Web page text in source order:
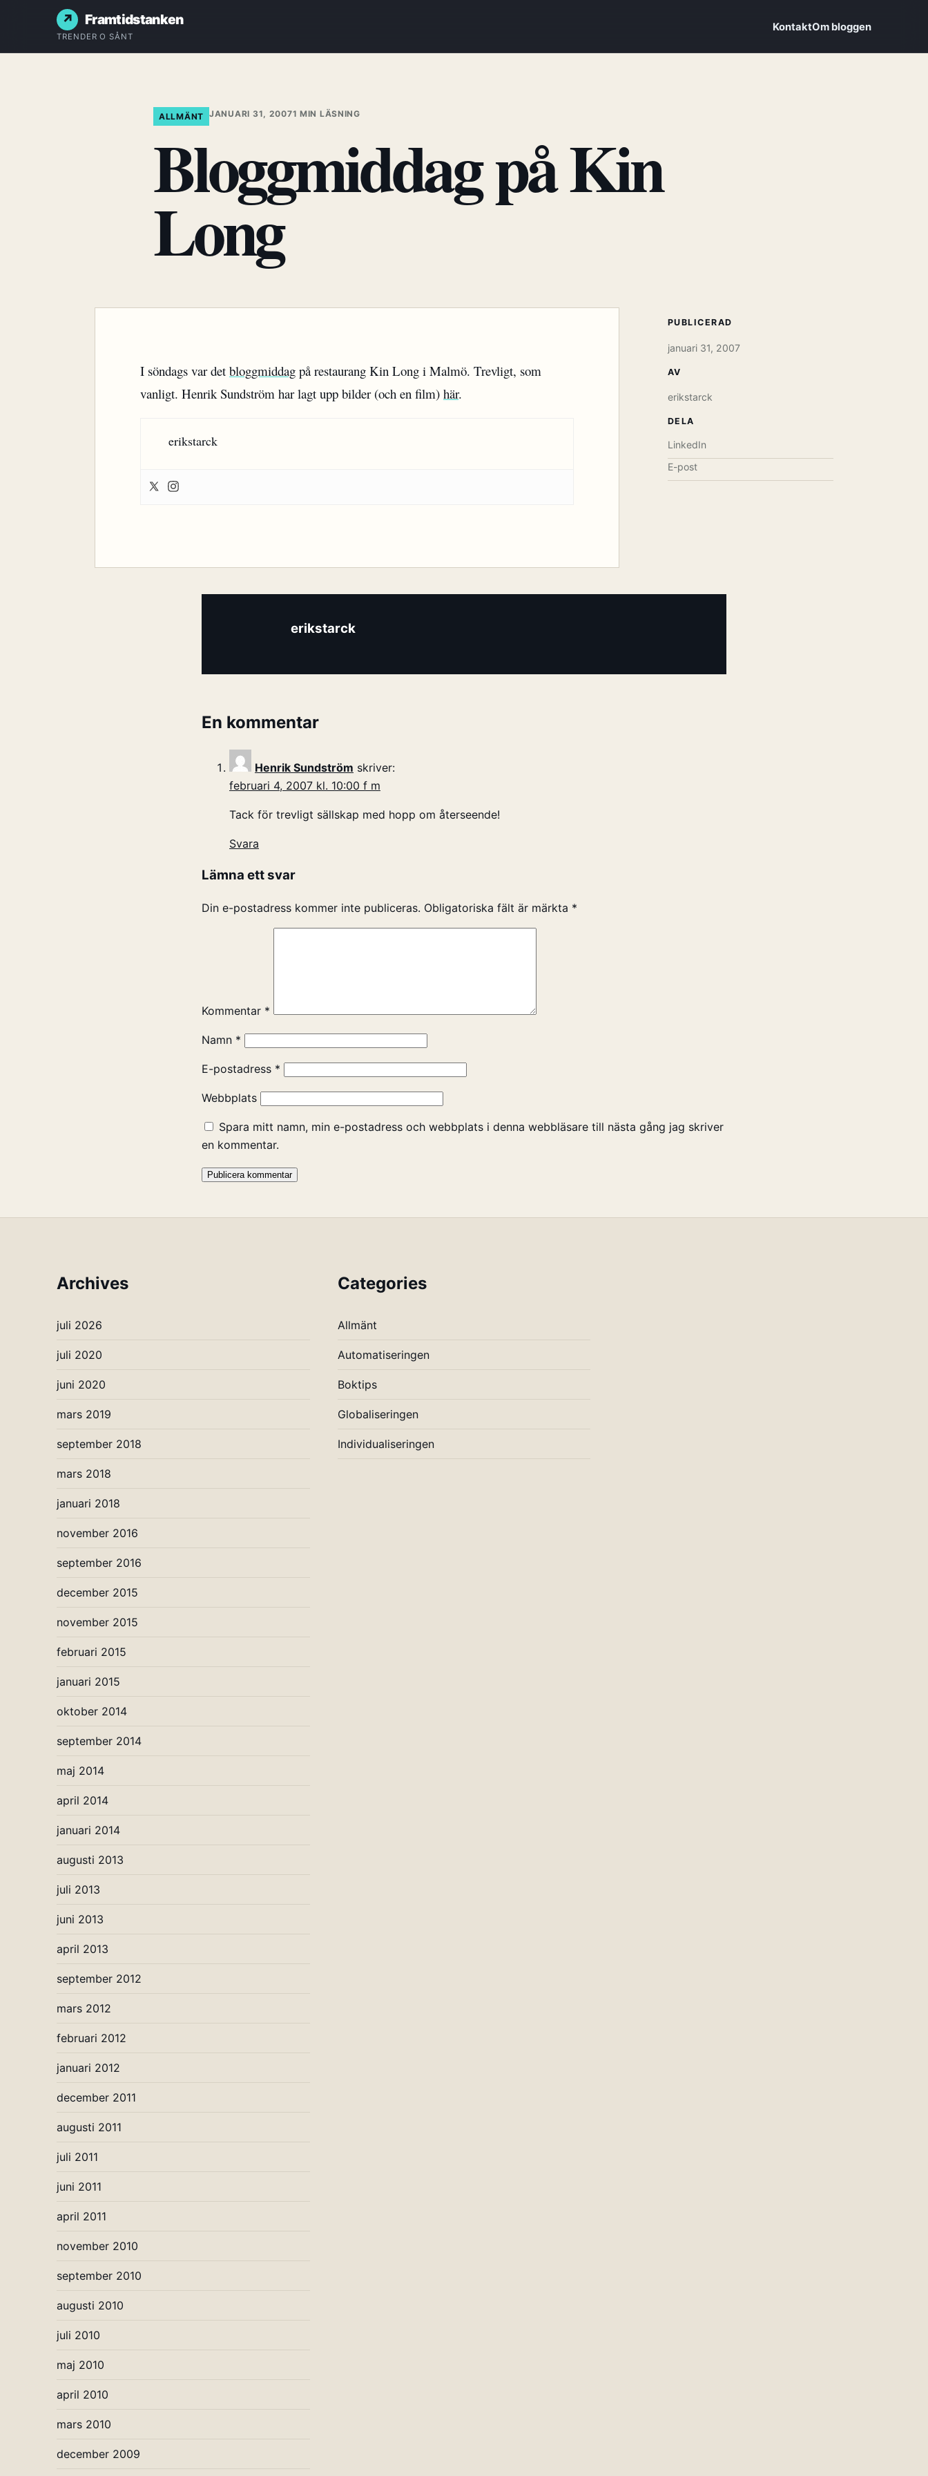
Framtidstanken
TRENDER O SÅNT
KontaktOm bloggen
ALLMÄNT JANUARI 31, 20071 MIN LÄSNING
Bloggmiddag på Kin
Long
I söndags var det bloggmiddag på restaurang Kin Long i Malmö. Trevligt, som
vanligt. Henrik Sundström har lagt upp bilder (och en film) här.
erikstarck
PUBLICERAD
januari 31, 2007
AV
erikstarck
DELA
LinkedIn
E-post
erikstarck
En kommentar
Henrik Sundström skriver:
februari 4, 2007 kl. 10:00 f m
Tack för trevligt sällskap med hopp om återseende!
Svara
Lämna ett svar
Din e-postadress kommer inte publiceras. Obligatoriska fält är märkta *
Kommentar *
Namn *
E-postadress *
Webbplats
Spara mitt namn, min e-postadress och webbplats i denna webbläsare till nästa gång jag skriver
en kommentar.
Archives
juli 2026
juli 2020
juni 2020
mars 2019
september 2018
mars 2018
januari 2018
november 2016
september 2016
december 2015
november 2015
februari 2015
januari 2015
oktober 2014
september 2014
maj 2014
april 2014
januari 2014
augusti 2013
juli 2013
juni 2013
april 2013
september 2012
mars 2012
februari 2012
januari 2012
december 2011
augusti 2011
juli 2011
juni 2011
april 2011
november 2010
september 2010
augusti 2010
juli 2010
maj 2010
april 2010
mars 2010
december 2009
Categories
Allmänt
Automatiseringen
Boktips
Globaliseringen
Individualiseringen